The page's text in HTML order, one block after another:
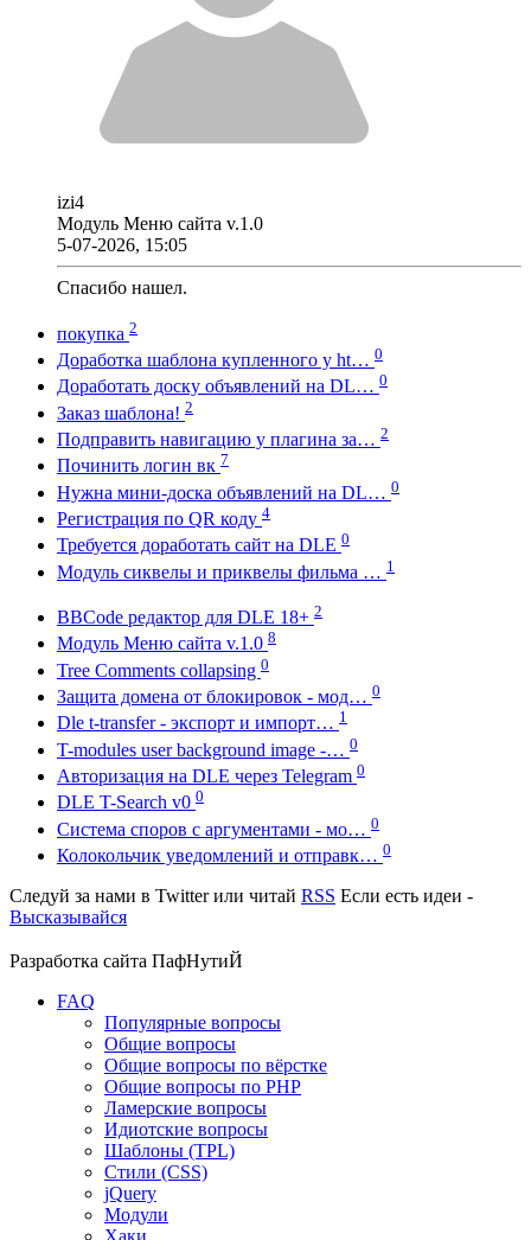
izi4
Модуль Меню сайта v.1.0
5-07-2026, 15:05
Спасибо нашел.
покупка 2
Доработка шаблона купленного у ht… 0
Доработать доску объявлений на DL… 0
Заказ шаблона! 2
Подправить навигацию у плагина за… 2
Починить логин вк 7
Нужна мини-доска объявлений на DL… 0
Регистрация по QR коду 4
Требуется доработать сайт на DLE 0
Модуль сиквелы и приквелы фильма … 1
BBCode редактор для DLE 18+ 2
Модуль Меню сайта v.1.0 8
Tree Comments collapsing 0
Защита домена от блокировок - мод… 0
Dle t-transfer - экспорт и импорт… 1
T-modules user background image -… 0
Авторизация на DLE через Telegram 0
DLE T-Search v0 0
Система споров с аргументами - мо… 0
Колокольчик уведомлений и отправк… 0
Следуй за нами в Twitterили читай RSS Если есть идеи -
Высказывайся
Разработка сайта ПафНутиЙ
FAQ
Популярные вопросы
Общие вопросы
Общие вопросы по вёрстке
Общие вопросы по PHP
Ламерские вопросы
Идиотские вопросы
Шаблоны (TPL)
Стили (CSS)
jQuery
Модули
Хаки